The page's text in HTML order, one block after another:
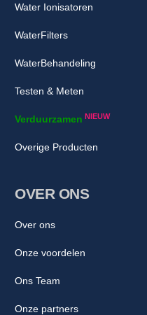
Water Ionisatoren
WaterFilters
WaterBehandeling
Testen & Meten
Verduurzamen NIEUW
Overige Producten
OVER ONS
Over ons
Onze voordelen
Ons Team
Onze partners